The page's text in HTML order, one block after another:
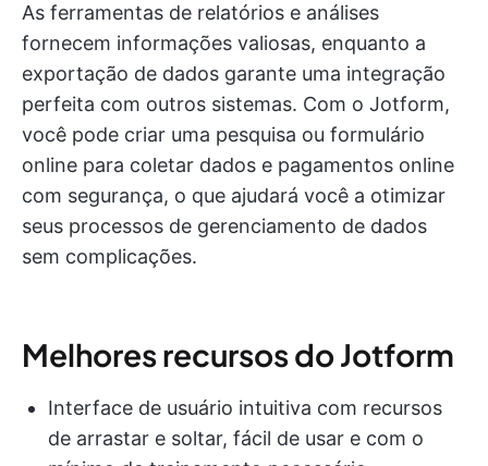
As ferramentas de relatórios e análises
fornecem informações valiosas, enquanto a
exportação de dados garante uma integração
perfeita com outros sistemas. Com o Jotform,
você pode criar uma pesquisa ou formulário
online para coletar dados e pagamentos online
com segurança, o que ajudará você a otimizar
seus processos de gerenciamento de dados
sem complicações.
Melhores recursos do Jotform
Interface de usuário intuitiva com recursos
de arrastar e soltar, fácil de usar e com o